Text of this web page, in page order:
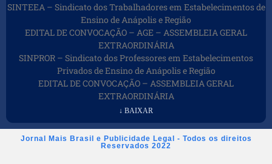
SINTEEA – Sindicato dos Trabalhadores em Estabelecimentos de
Ensino de Anápolis e Região
EDITAL DE CONVOCAÇÃO – AGE – ASSEMBLEIA GERAL
EXTRAORDINÁRIA
SINPROR – Sindicato dos Professores em Estabelecimentos
Privados de Ensino de Anápolis e Região
EDITAL DE CONVOCAÇÃO – ASSEMBLEIA GERAL
EXTRAORDINÁRIA
↓ BAIXAR
Jornal Mais Brasil e Publicidade Legal - Todos os direitos
Reservados 2022